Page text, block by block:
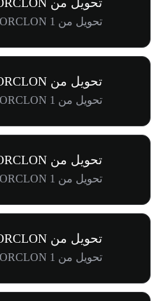
تحويل من 1 ORCLON إلى $143.43
تحويل من ORCLON إلى MXN
تحويل من 1 ORCLON إلى Mex$2.47K
تحويل من ORCLON إلى ZAR
تحويل من 1 ORCLON إلى R2.35K
تحويل من ORCLON إلى IQD
تحويل من 1 ORCLON إلى ع.د188.23K